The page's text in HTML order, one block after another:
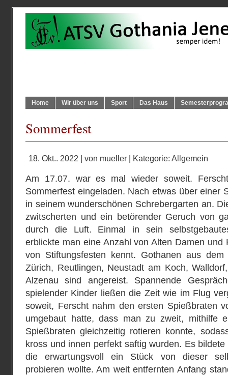
Home Wir über uns Sport Das Haus
Sommerfest
18. Okt.. 2022 | von mueller | Kategorie: Allgemein
Am 17.07. war es mal wieder soweit.
Sommerfest eingeladen. Nach etwas über einer
in seinem wunderschönen Schrebergarten an.
zwitscherten und ein betörender Geruch von
durch die Luft. Einmal in sein
erblickte man eine Anzahl von Alten Damen und
von Stiftungsfesten kennt. Gothanen aus
Zürich, Reutlingen, Neustadt am Koch,
Alzenau sind angereist. Spannende
spielender Kinder ließen die Zeit wie im Flug
soweit, Ferscht nahm den ersten Spießbraten
umgebaut hatte, dass man zu zweit, mithilfe
Spießbraten gleichzeitig rotieren konnte,
kross und innen perfekt saftig wurden. Es
die erwartungsvoll ein Stück von dieser
probieren wollte. Am weit entfernten Anfang